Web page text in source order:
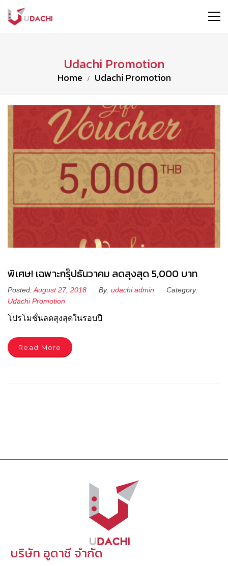
Udachi Promotion
Home Udachi Promotion
พิเศษ! เฉพาะกรุ๊ปธันวาคม ลดสุงสุด 5,000 บาท
Posted:August 27, 2018 By: udachi admin
Category:
Udachi Promotion
โปรโมชั่นลดสุงสุดในรอบปี
Read More
บริษัท อูดาชี จำกัด